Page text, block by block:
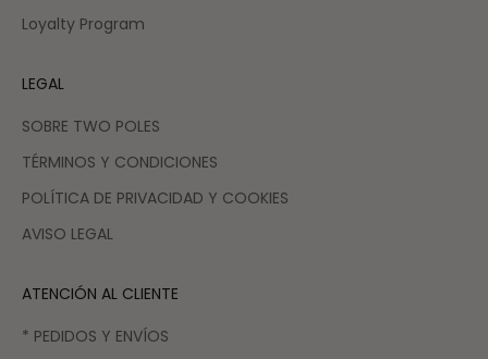
Loyalty Program
LEGAL
SOBRE TWO POLES
TÉRMINOS Y CONDICIONES
POLÍTICA DE PRIVACIDAD Y COOKIES
AVISO LEGAL
ATENCIÓN AL CLIENTE
* PEDIDOS Y ENVÍOS